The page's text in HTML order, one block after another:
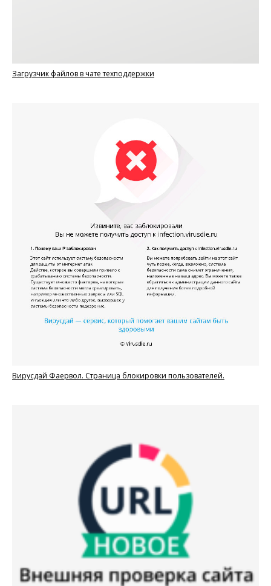
Загрузчик файлов в чате техподдержки
Вирусдай Фаервол. Страница блокировки пользователей.